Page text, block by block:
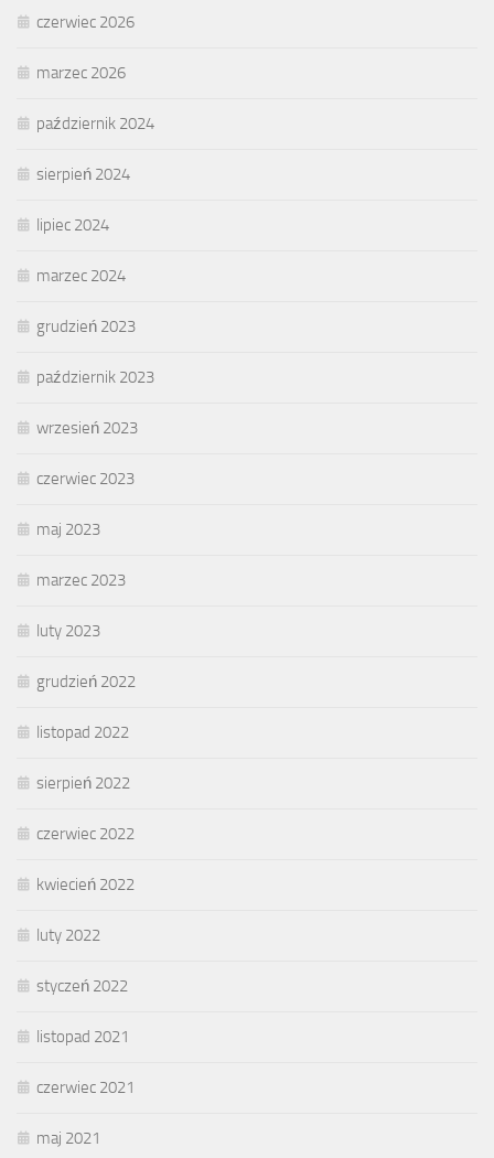
czerwiec 2026
marzec 2026
październik 2024
sierpień 2024
lipiec 2024
marzec 2024
grudzień 2023
październik 2023
wrzesień 2023
czerwiec 2023
maj 2023
marzec 2023
luty 2023
grudzień 2022
listopad 2022
sierpień 2022
czerwiec 2022
kwiecień 2022
luty 2022
styczeń 2022
listopad 2021
czerwiec 2021
maj 2021